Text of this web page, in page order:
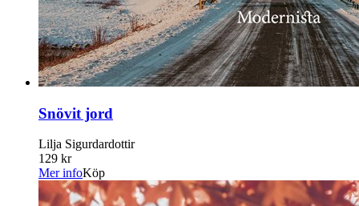
Snövit jord
Lilja Sigurdardottir
129 kr
Mer infoKöp